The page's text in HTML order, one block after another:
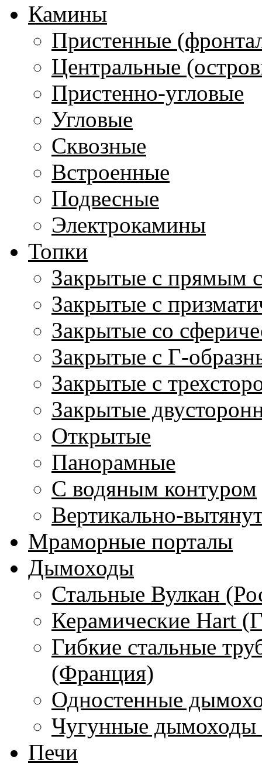
Камины
Пристенные
Центральные
Пристенно-угловые
Угловые
Сквозные
Встроенные
Подвесные
Электрокамины
Топки
Закрытые с прямым
Закрытые с
Закрытые со
Закрытые с Г-
Закрытые с
Закрытые
Открытые
Панорамные
С водяным контуром
Вертикально-
Мраморные порталы
Дымоходы
Стальные Вулкан
Керамические Hart
Гибкие стальные
(Франция)
Одностенные
Чугунные
Печи